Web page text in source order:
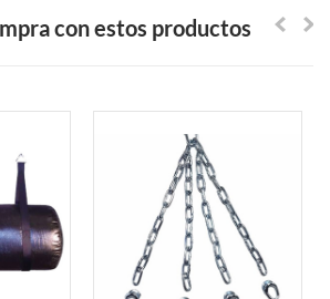
con estos productos